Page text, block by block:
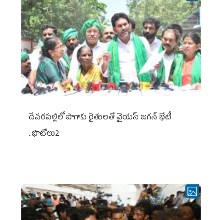
దేవరపల్లిలో పొగాకు రైతులతో వైయస్ జగన్ భేటీ
..ఫొటోలు2